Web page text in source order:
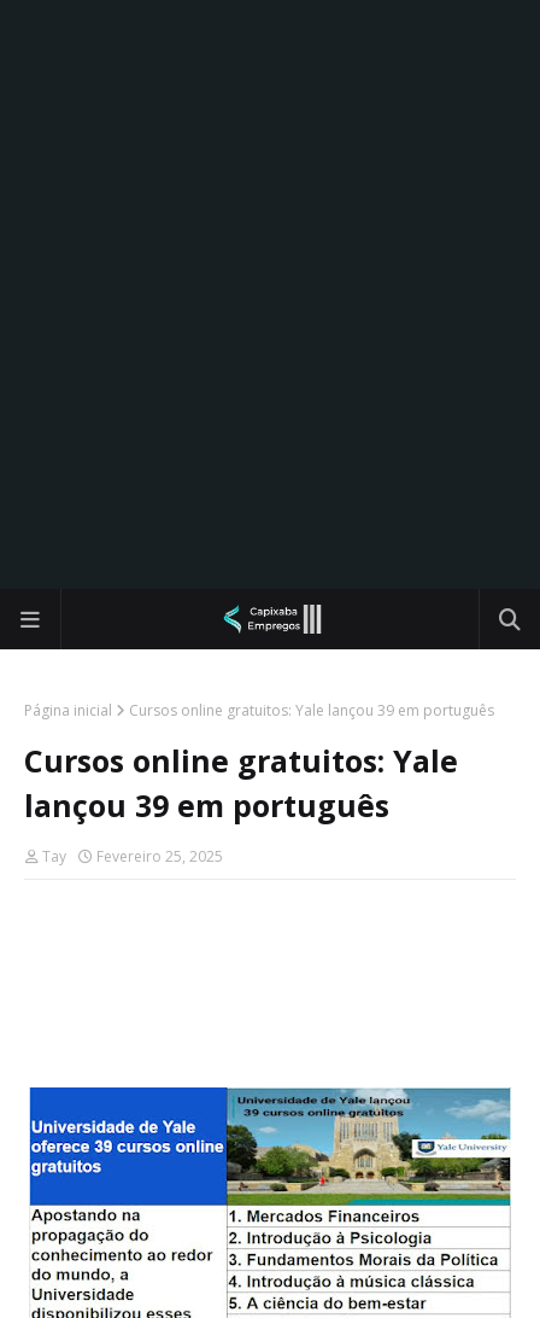
Página inicial Cursos online gratuitos: Yale lançou 39 em português
Cursos online gratuitos: Yale
lançou 39 em português
Tay Fevereiro 25, 2025